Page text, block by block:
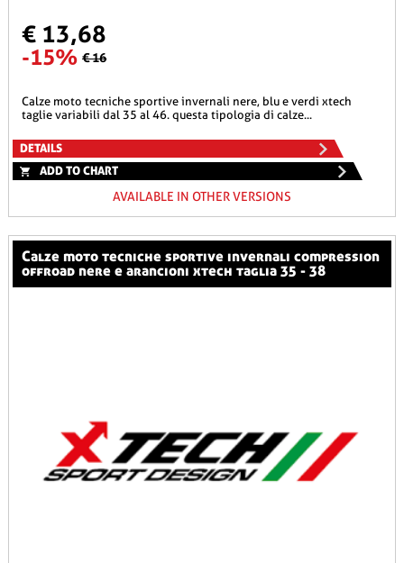
€ 13,68
-15% € 16
calze moto tecniche sportive invernali nere, blu e verdi xtech
taglie variabili dal 35 al 46. questa tipologia di calze...
DETAILS
ADD TO CHART
AVAILABLE IN OTHER VERSIONS
calze moto tecniche sportive invernali compression
offroad nere e arancioni xtech taglia 35 - 38